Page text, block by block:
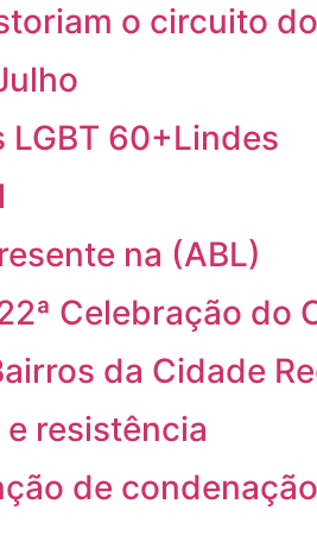
o circuito
LGBT 60+Lindes
na (ABL)
Celebração do
da Cidade
resistência
de